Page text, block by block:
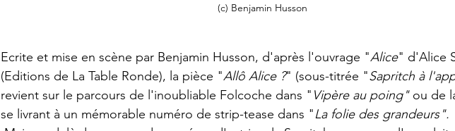
(c) Benjamin Husson
Ecrite et mise en scène par Benjamin Husson, d'après l'ouvrage "Alice" d'Alice
(Editions de La Table Ronde), la pièce "Allô Alice ?" (sous-titrée "Sapritch à
revient sur le parcours de l'inoubliable Folcoche dans " Vipère au poing" ou de
se livrant à un mémorable numéro de strip-tease dans "La folie des grandeurs".